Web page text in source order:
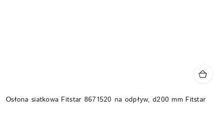
Osłona siatkowa Fitstar 8671520 na odpływ, d200 mm Fitstar